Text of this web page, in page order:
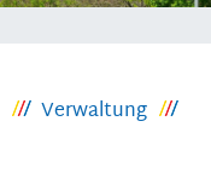
Verwaltung